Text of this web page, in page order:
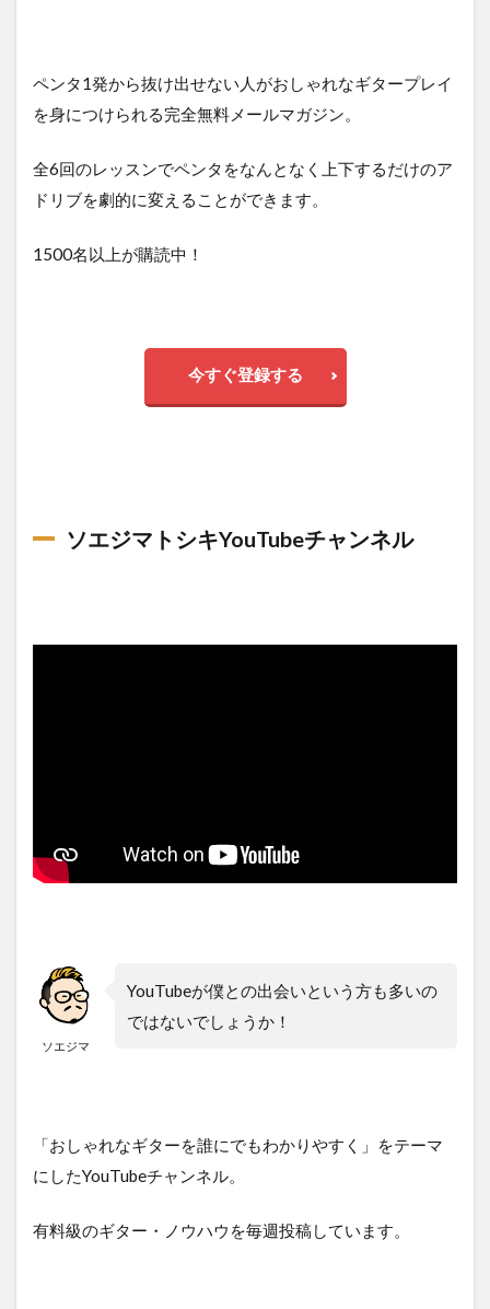
ペンタ1発から抜け出せない人がおしゃれなギタープレイ
を身につけられる完全無料メールマガジン。
全6回のレッスンでペンタをなんとなく上下するだけのア
ドリブを劇的に変えることができます。
1500名以上が購読中！
今すぐ登録する
ソエジマトシキYouTubeチャンネル
ソエジマ
YouTubeが僕との出会いという方も多いの
ではないでしょうか！
「おしゃれなギターを誰にでもわかりやすく」をテーマ
にしたYouTubeチャンネル。
有料級のギター・ノウハウを毎週投稿しています。